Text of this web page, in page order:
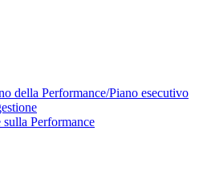
della Performance/Piano esecutivo
sulla Performance